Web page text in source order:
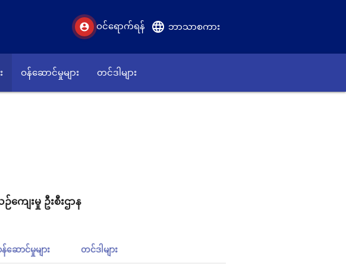
account_circle ဝင်ရောက်ရန် language ဘာသာစကား
ဝန်ဆောင်မှုများ တင်ဒါများ
ကျေးမှု ဦးစီးဌာန
ဆောင်မှုများ တင်ဒါများ